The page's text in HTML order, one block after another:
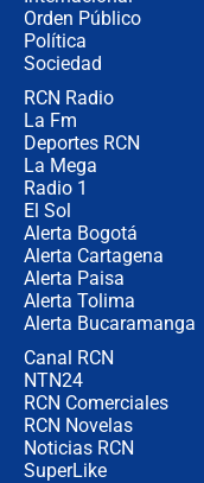
Orden Público
Política
Sociedad
RCN Radio
La Fm
Deportes RCN
La Mega
Radio 1
El Sol
Alerta Bogotá
Alerta Cartagena
Alerta Paisa
Alerta Tolima
Alerta Bucaramanga
Canal RCN
NTN24
RCN Comerciales
RCN Novelas
Noticias RCN
SuperLike